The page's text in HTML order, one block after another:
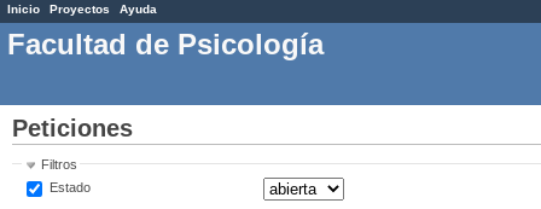
Inicio Proyectos Ayuda
Facultad de Psicología
Peticiones
Filtros
Estado